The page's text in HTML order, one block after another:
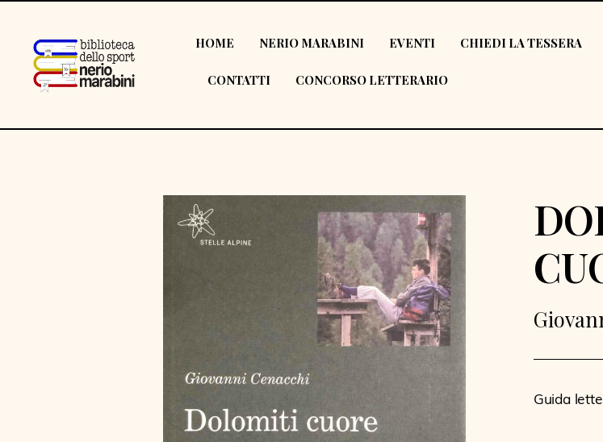
HOME NERIO MARABINI EVENTI CHIEDI LA TESSERA
CONTATTI CONCORSO LETTERARIO
Guida